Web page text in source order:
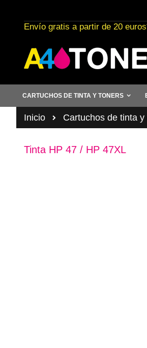
al
contenido
Envío gratis a partir de 20
CARTUCHOS DE TINTA Y TONERS
Inicio Cartuchos de tinta y
Tinta HP 47 / HP 47XL